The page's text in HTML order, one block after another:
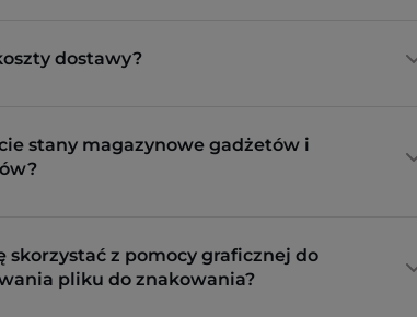
dostawy?
stany magazynowe gadżetów i
skorzystać z pomocy graficznej do
pliku do znakowania?